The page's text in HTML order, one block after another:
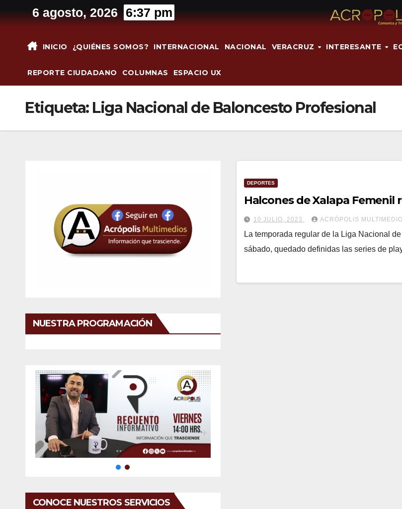
al
6 agosto, 2026 6:37 pm
INICIO ¿QUIÉNES SOMOS? INTERNACIONAL NACIONAL VERACRUZ INTERESANTE
REPORTE CIUDADANO COLUMNAS ESPACIO UX
Etiqueta: Liga Nacional de Baloncesto Profesional
NUESTRA PROGRAMACIÓN
CONOCE NUESTROS SERVICIOS
DEPORTES
Halcones de Xalapa Femenil
10 JULIO, 2023 ACRÓPOLIS
La temporada regular de la Liga Nacional
sábado, quedado definidas las series de